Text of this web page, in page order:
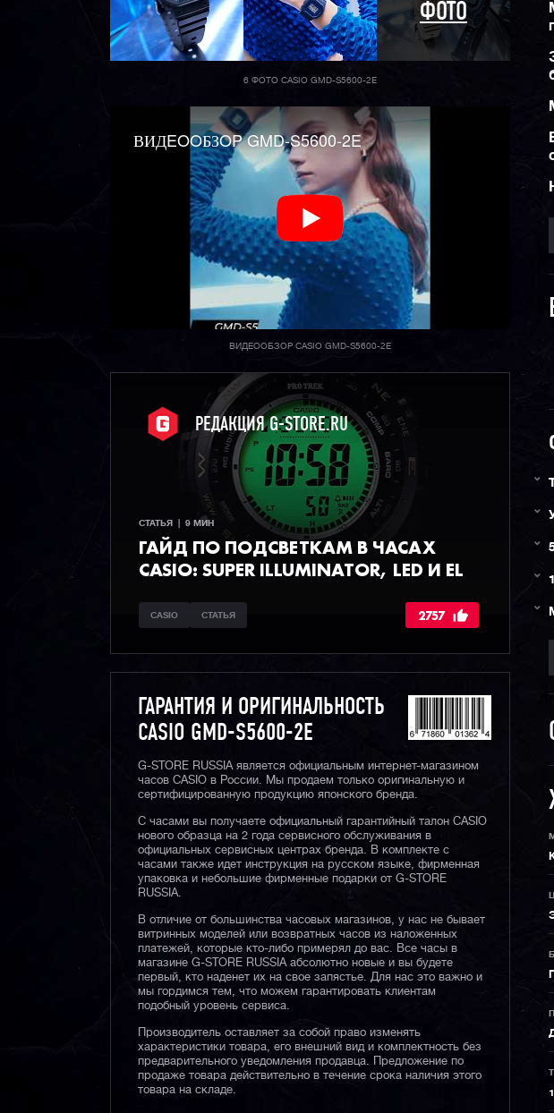
ФОТО
6 ФОТО CASIO GMD-S5600-2E
ВИДEOOБЗOP GMD-S5600-2E
ВИДЕООБЗОР CASIO GMD-S5600-2E
РЕДАКЦИЯ G-STORE.RU
СТАТЬЯ  |  9 МИН
ГАЙД ПО ПОДСВЕТКАМ В ЧАСАХ
CASIO: SUPER ILLUMINATOR, LED И EL
CASIO СТАТЬЯ 2757
ГАРАНТИЯ И ОРИГИНАЛЬНОСТЬ
CASIO GMD-S5600-2E
G-STORE RUSSIA является официальным интернет-магазином
часов CASIO в России. Мы продаем только оригинальную и
сертифицированную продукцию японского бренда.
С часами вы получаете официальный гарантийный талон CASIO
нового образца на 2 года сервисного обслуживания в
официальных сервисных центрах бренда. В комплекте с
часами также идет инструкция на русском языке, фирменная
упаковка и небольшие фирменные подарки от G-STORE
RUSSIA.
В отличие от большинства часовых магазинов, у нас не бывает
витринных моделей или возвратных часов из наложенных
платежей, которые кто-либо примерял до вас. Все часы в
магазине G-STORE RUSSIA абсолютно новые и вы будете
первый, кто наденет их на свое запястье. Для нас это важно и
мы гордимся тем, что можем гарантировать клиентам
подобный уровень сервиса.
Производитель оставляет за собой право изменять
характеристики товара, его внешний вид и комплектность без
предварительного уведомления продавца. Предложение по
продаже товара действительно в течение срока наличия этого
товара на складе.